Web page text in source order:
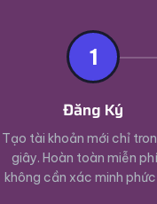
1
Đăng Ký
Tạo tài khoản mới chỉ
giây. Hoàn toàn miễn
không cần xác minh